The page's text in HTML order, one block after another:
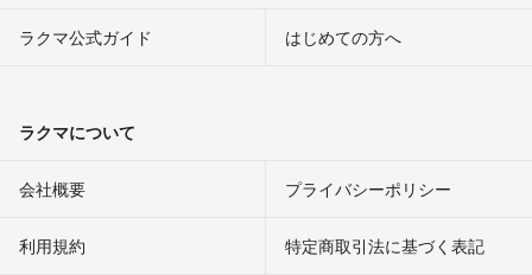
ラクマ公式ガイド はじめての方へ
ラクマについて
会社概要 プライバシーポリシー
利用規約 特定商取引法に基づく表記